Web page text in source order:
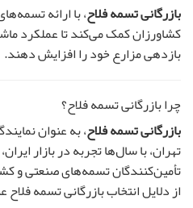
بازرگانی تسمه فلاح، با ارائه
کشاورزان کمک می‌کند تا عملکرد
بازدهی مزارع خود را افزایش دهند.
چرا بازرگانی تسمه فلاح؟
بازرگانی تسمه فلاح، به عنوان
تهران، با سال‌ها تجربه در بازار
تأمین‌کنندگان تسمه‌های صنعتی و
از دلایل انتخاب بازرگانی تسمه فلاح